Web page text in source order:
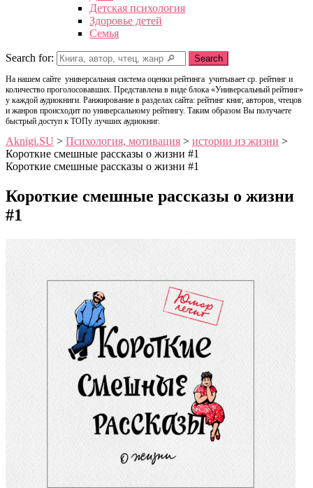
Детская психология
Здоровье детей
Семья
Search for: Search
На нашем сайте универсальная система оценки рейтинга учитывает ср. рейтинг и
количество проголосовавших. Представлена в виде блока «Универсальный рейтинг»
у каждой аудиокниги. Ранжирование в разделах сайта: рейтинг книг, авторов, чтецов
и жанров происходит по универсальному рейтингу. Таким образом Вы получаете
быстрый доступ к ТОПу лучших аудиокниг.
Aknigi.SU > Психология, мотивация > истории из жизни >
Короткие смешные рассказы о жизни #1
Короткие смешные рассказы о жизни #1
Короткие смешные рассказы о жизни
#1